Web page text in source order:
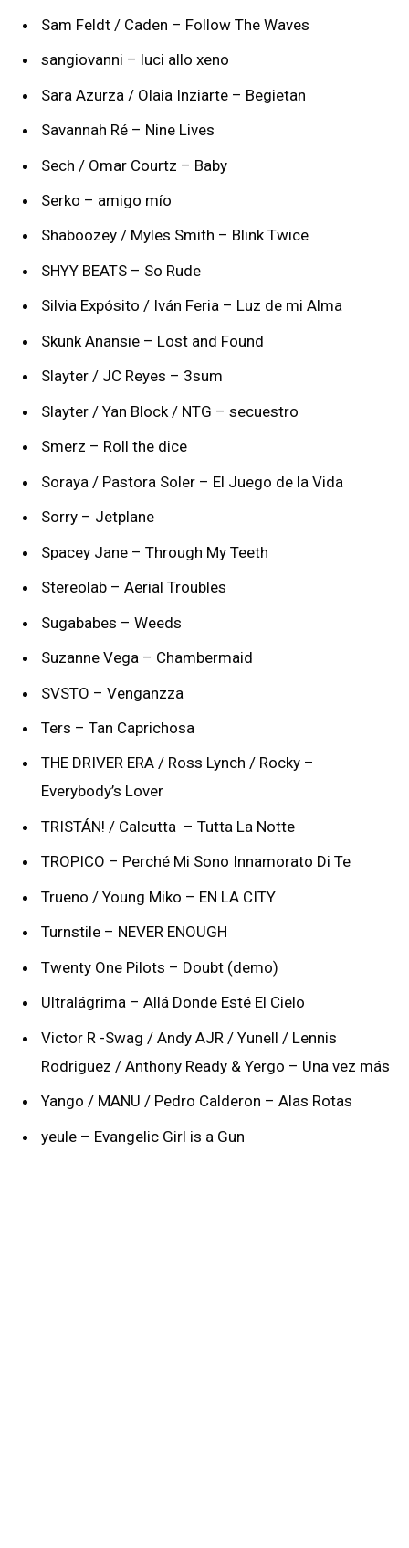
Sam Feldt / Caden – Follow The Waves
sangiovanni – luci allo xeno
Sara Azurza / Olaia Inziarte – Begietan
Savannah Ré – Nine Lives
Sech / Omar Courtz – Baby
Serko – amigo mío
Shaboozey / Myles Smith – Blink Twice
SHYY BEATS – So Rude
Silvia Expósito / Iván Feria – Luz de mi Alma
Skunk Anansie – Lost and Found
Slayter / JC Reyes – 3sum
Slayter / Yan Block / NTG – secuestro
Smerz – Roll the dice
Soraya / Pastora Soler – El Juego de la Vida
Sorry – Jetplane
Spacey Jane – Through My Teeth
Stereolab – Aerial Troubles
Sugababes – Weeds
Suzanne Vega – Chambermaid
SVSTO – Venganzza
Ters – Tan Caprichosa
THE DRIVER ERA / Ross Lynch / Rocky –
Everybody’s Lover
TRISTÁN! / Calcutta – Tutta La Notte
TROPICO – Perché Mi Sono Innamorato Di Te
Trueno / Young Miko – EN LA CITY
Turnstile – NEVER ENOUGH
Twenty One Pilots – Doubt (demo)
Ultralágrima – Allá Donde Esté El Cielo
Victor R -Swag / Andy AJR / Yunell / Lennis
Rodriguez / Anthony Ready & Yergo – Una vez más
Yango / MANU / Pedro Calderon – Alas Rotas
yeule – Evangelic Girl is a Gun